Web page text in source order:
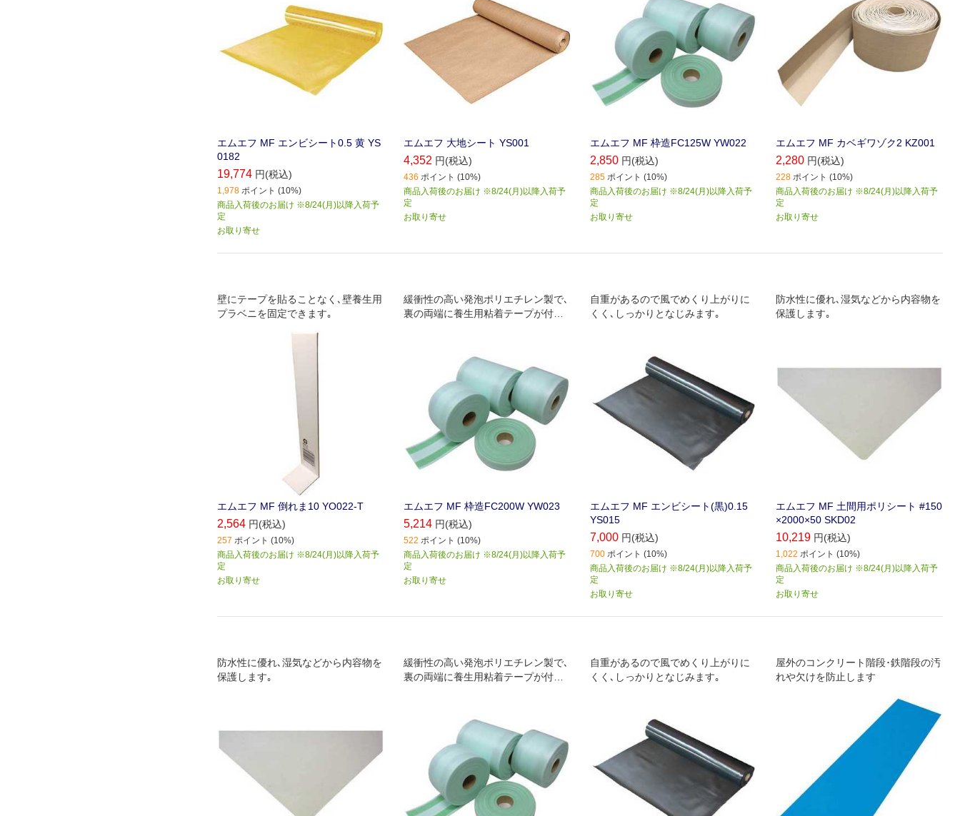
エムエフ MF エンビシート0.5 黄 YS
0182
19,774 円(税込)
1,978 ポイント (10%)
商品入荷後のお届け ※8/24(月)以降入荷予
定
お取り寄せ
エムエフ 大地シート YS001
4,352 円(税込)
436 ポイント (10%)
商品入荷後のお届け ※8/24(月)以降入荷予
定
お取り寄せ
エムエフ MF 枠造FC125W YW022
2,850 円(税込)
285 ポイント (10%)
商品入荷後のお届け ※8/24(月)以降入荷予
定
お取り寄せ
エムエフ MF カベギワゾク2 KZ001
2,280 円(税込)
228 ポイント (10%)
商品入荷後のお届け ※8/24(月)以降入荷予
定
お取り寄せ
壁にテープを貼ることなく､壁養生用
プラベニを固定できます｡
エムエフ MF 倒れま10 YO022-T
2,564 円(税込)
257 ポイント (10%)
商品入荷後のお届け ※8/24(月)以降入荷予
定
お取り寄せ
緩衝性の高い発泡ポリエチレン製で､
裏の両端に養生用粘着テープが付い
エムエフ MF 枠造FC200W YW023
5,214 円(税込)
522 ポイント (10%)
商品入荷後のお届け ※8/24(月)以降入荷予
定
お取り寄せ
自重があるので風でめくり上がりに
くく､しっかりとなじみます｡
エムエフ MF エンビシート(黒)0.15
YS015
7,000 円(税込)
700 ポイント (10%)
商品入荷後のお届け ※8/24(月)以降入荷予
定
お取り寄せ
防水性に優れ､湿気などから内容物を
保護します｡
エムエフ MF 土間用ポリシート #150
×2000×50 SKD02
10,219 円(税込)
1,022 ポイント (10%)
商品入荷後のお届け ※8/24(月)以降入荷予
定
お取り寄せ
防水性に優れ､湿気などから内容物を
保護します｡
緩衝性の高い発泡ポリエチレン製で､
裏の両端に養生用粘着テープが付い
自重があるので風でめくり上がりに
くく､しっかりとなじみます｡
屋外のコンクリート階段･鉄階段の汚
れや欠けを防止します